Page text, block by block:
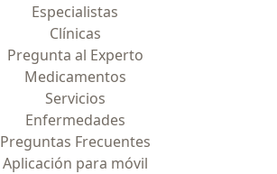
Especialistas
Clínicas
Pregunta al Experto
Medicamentos
Servicios
Enfermedades
Preguntas Frecuentes
Aplicación para móvil